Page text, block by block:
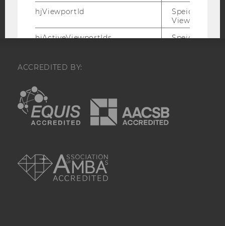
ACCREDITED BY:
EQUIS
hjViewportId
Speichert
Viewport-
hjActiveViewportIds
Speichert die